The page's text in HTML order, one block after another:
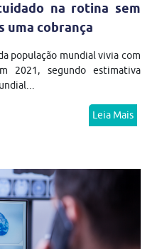
na rotina sem
uma cobrança
população mundial vivia com
2021, segundo estimativa
Leia Mais